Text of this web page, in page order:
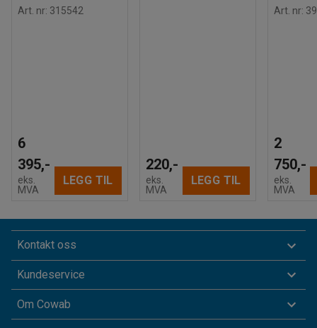
Art. nr: 315542
6
395,-
eks.
MVA
LEGG TIL
220,-
eks.
MVA
LEGG TIL
Art. nr:
2
750,-
eks.
MVA
Kontakt oss
Kundeservice
Om Cowab